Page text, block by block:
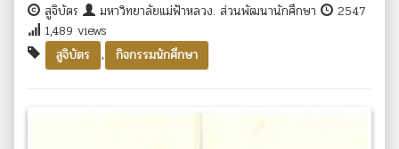
สูจิบัตร มหาวิทยาลัยแม่ฟ้าหลวง. ส่วนพัฒนานักศึกษา
2547
1,489 views
สูจิบัตร
, กิจกรรมนักศึกษา